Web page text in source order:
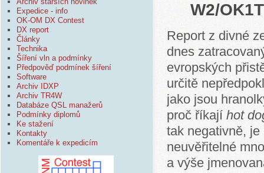
Expedice - info
OK-OM DX Contest
DX report
Články
Technika
Šíření vln a podmínky
Předpověď podmínek šíření
Software
Archiv IDXP
Archiv TR4W
Databáze QSL manažerů
Podmínky diplomů
Ke stažení
Kontakty
Komentáře k expedicím
W2/
Report z divné
dnes
evropských
určitě
jako jsou
proč říkajíhot
tak negativně,
neuvěřitelné
a výše